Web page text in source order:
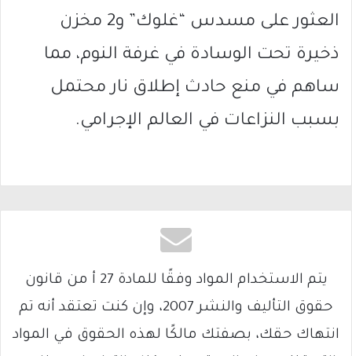
العثور على مسدس “غلوك” و2 مخزن
ذخيرة تحت الوسادة في غرفة النوم، مما
ساهم في منع حادث إطلاق نار محتمل
بسبب النزاعات في العالم الإجرامي.
يتم الاستخدام المواد وفقًا للمادة 27 أ من قانون
حقوق التأليف والنشر 2007، وإن كنت تعتقد أنه تم
انتهاك حقك، بصفتك مالكًا لهذه الحقوق في المواد